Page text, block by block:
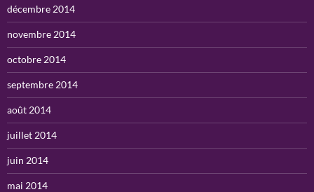
décembre 2014
novembre 2014
octobre 2014
septembre 2014
août 2014
juillet 2014
juin 2014
mai 2014